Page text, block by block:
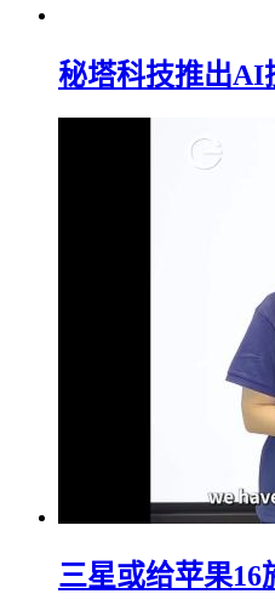
秘塔科技推出AI
三星或给苹果